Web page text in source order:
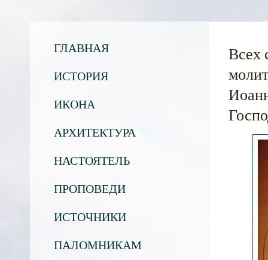
ГЛАВНАЯ
ИСТОРИЯ
ИКОНА
АРХИТЕКТУРА
НАСТОЯТЕЛЬ
ПРОПОВЕДИ
ИСТОЧНИКИ
ПАЛОМНИКАМ
Всех